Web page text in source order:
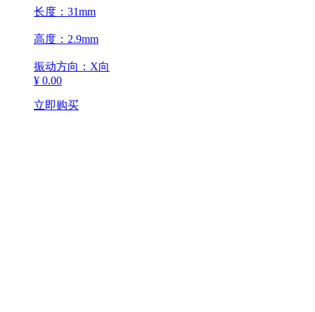
长度：31mm
高度：2.9mm
振动方向：X向
¥ 0.00
立即购买